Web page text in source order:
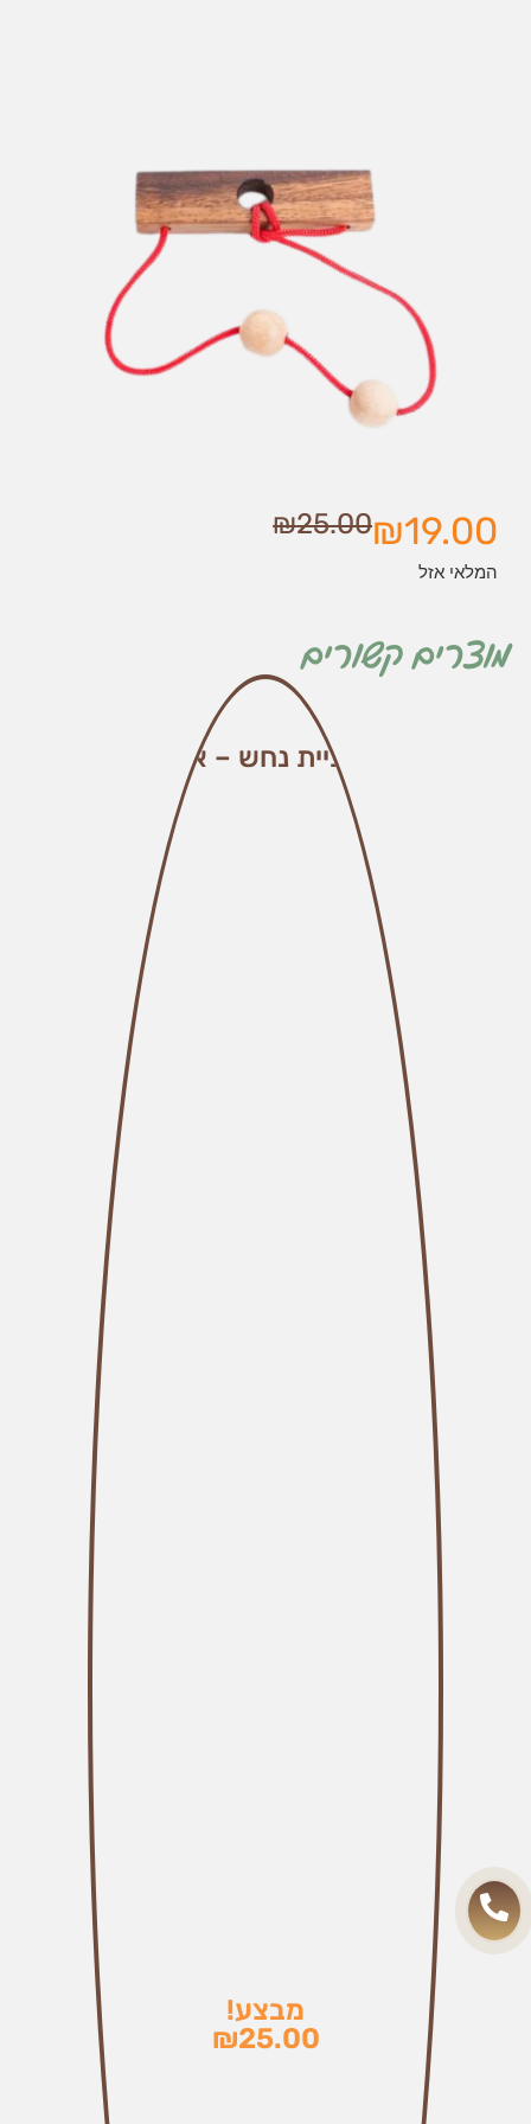
₪19.00
₪25.00
המלאי אזל
מוצרים קשורים
קוביית נחש – אזל
מבצע!
₪25.00